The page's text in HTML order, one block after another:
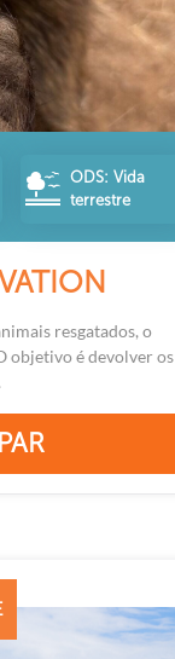
ODS: Vida
terrestre
resgatados, o
objetivo é devolver os